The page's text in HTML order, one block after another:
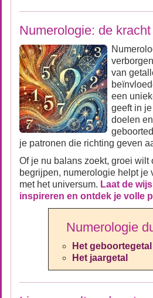
Numerologie: de
van
een
geeft in
doelen
je patronen die richting geven
Of je nu balans zoekt, groei wilt
begrijpen, numerologie helpt je
met het universum. Laat de
inspireren en ontdek je volle
Numerologie
Het
Het jaargetal